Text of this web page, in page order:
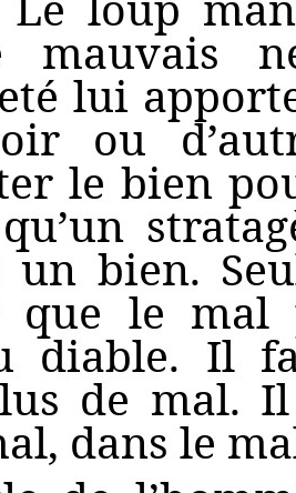
mauvais
lui
ou
le bien
un bien.
que le mal
diable. Il
de mal.
dans le